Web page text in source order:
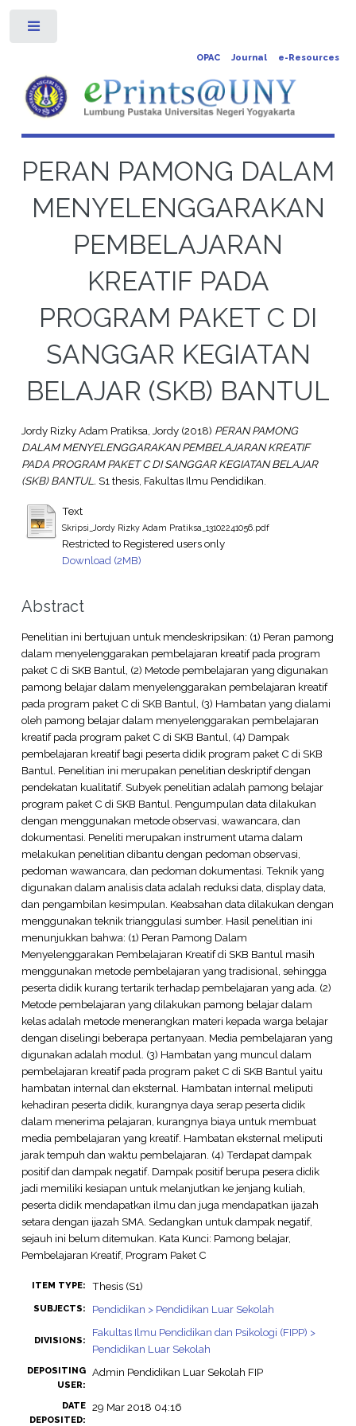
OPAC Journal e-Resources
PERAN PAMONG DALAM
MENYELENGGARAKAN
PEMBELAJARAN
KREATIF PADA
PROGRAM PAKET C DI
SANGGAR KEGIATAN
BELAJAR (SKB) BANTUL
Jordy Rizky Adam Pratiksa, Jordy(2018) PERAN PAMONG
DALAM MENYELENGGARAKAN PEMBELAJARAN KREATIF
PADA PROGRAM PAKET C DI SANGGAR KEGIATAN BELAJAR
(SKB) BANTUL. S1 thesis, Fakultas Ilmu Pendidikan.
Text
Skripsi_Jordy Rizky Adam Pratiksa_13102241056.pdf
Restricted to Registered users only
Download (2MB)
Abstract
Penelitian ini bertujuan untuk mendeskripsikan: (1) Peran pamong
dalam menyelenggarakan pembelajaran kreatif pada program
paket C di SKB Bantul, (2) Metode pembelajaran yang digunakan
pamong belajar dalam menyelenggarakan pembelajaran kreatif
pada program paket C di SKB Bantul, (3) Hambatan yang dialami
oleh pamong belajar dalam menyelenggarakan pembelajaran
kreatif pada program paket C di SKB Bantul, (4) Dampak
pembelajaran kreatif bagi peserta didik program paket C di SKB
Bantul. Penelitian ini merupakan penelitian deskriptif dengan
pendekatan kualitatif. Subyek penelitian adalah pamong belajar
program paket C di SKB Bantul. Pengumpulan data dilakukan
dengan menggunakan metode observasi, wawancara, dan
dokumentasi. Peneliti merupakan instrument utama dalam
melakukan penelitian dibantu dengan pedoman observasi,
pedoman wawancara, dan pedoman dokumentasi. Teknik yang
digunakan dalam analisis data adalah reduksi data, display data,
dan pengambilan kesimpulan. Keabsahan data dilakukan dengan
menggunakan teknik trianggulasi sumber. Hasil penelitian ini
menunjukkan bahwa: (1) Peran Pamong Dalam
Menyelenggarakan Pembelajaran Kreatif di SKB Bantul masih
menggunakan metode pembelajaran yang tradisional, sehingga
peserta didik kurang tertarik terhadap pembelajaran yang ada. (2)
Metode pembelajaran yang dilakukan pamong belajar dalam
kelas adalah metode menerangkan materi kepada warga belajar
dengan diselingi beberapa pertanyaan. Media pembelajaran yang
digunakan adalah modul. (3) Hambatan yang muncul dalam
pembelajaran kreatif pada program paket C di SKB Bantul yaitu
hambatan internal dan eksternal. Hambatan internal meliputi
kehadiran peserta didik, kurangnya daya serap peserta didik
dalam menerima pelajaran, kurangnya biaya untuk membuat
media pembelajaran yang kreatif. Hambatan eksternal meliputi
jarak tempuh dan waktu pembelajaran. (4) Terdapat dampak
positif dan dampak negatif. Dampak positif berupa pesera didik
jadi memiliki kesiapan untuk melanjutkan ke jenjang kuliah,
peserta didik mendapatkan ilmu dan juga mendapatkan ijazah
setara dengan ijazah SMA. Sedangkan untuk dampak negatif,
sejauh ini belum ditemukan. Kata Kunci: Pamong belajar,
Pembelajaran Kreatif, Program Paket C
ITEM TYPE: Thesis (S1)
SUBJECTS: Pendidikan > Pendidikan Luar Sekolah
DIVISIONS:
Fakultas Ilmu Pendidikan dan Psikologi (FIPP) >
Pendidikan Luar Sekolah
DEPOSITING
USER:
Admin Pendidikan Luar Sekolah FIP
DATE
DEPOSITED:
29 Mar 2018 04:16